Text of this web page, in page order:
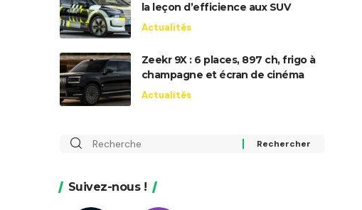
la leçon d’efficience aux SUV
Actualités
Zeekr 9X : 6 places, 897 ch, frigo à
champagne et écran de cinéma
Actualités
Rechercher
Suivez-nous !